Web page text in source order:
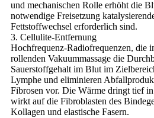
und mechanischen Rolle erhöht die
notwendige Freisetzung
Fettstoffwechsel erforderlich sind.
3. Cellulite-Entfernung
Hochfrequenz-Radiofrequenzen, die
rollenden Vakuummassage die
Sauerstoffgehalt im Blut im
Lymphe und eliminieren
Fibrosen vor. Die Wärme dringt tief
wirkt auf die Fibroblasten des
Kollagen und elastische Fasern.